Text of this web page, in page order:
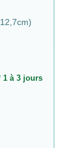
à 3 jours